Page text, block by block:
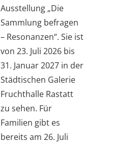
Ausstellung „Die
Sammlung befragen
– Resonanzen“. Sie ist
von 23. Juli 2026 bis
31. Januar 2027 in der
Städtischen Galerie
Fruchthalle Rastatt
zu sehen. Für
Familien gibt es
bereits am 26. Juli